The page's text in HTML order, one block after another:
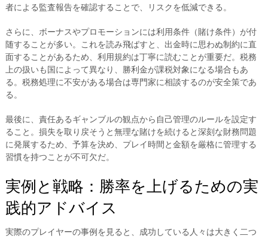
者による監査報告を確認することで、リスクを低減できる。
さらに、ボーナスやプロモーションには利用条件（賭け条件）が付
随することが多い。これを読み飛ばすと、出金時に思わぬ制約に直
面することがあるため、利用規約は丁寧に読むことが重要だ。税務
上の扱いも国によって異なり、勝利金が課税対象になる場合もあ
る。税務処理に不安がある場合は専門家に相談するのが安全策であ
る。
最後に、責任あるギャンブルの観点から自己管理のルールを設定す
ること。損失を取り戻そうと無理な賭けを続けると深刻な財務問題
に発展するため、予算を決め、プレイ時間と金額を厳格に管理する
習慣を持つことが不可欠だ。
実例と戦略：勝率を上げるための実
践的アドバイス
実際のプレイヤーの事例を見ると、成功している人々は大きく二つ